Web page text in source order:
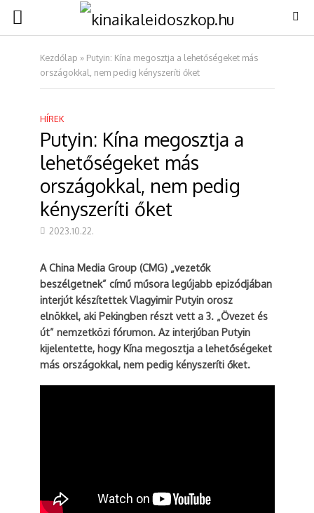
Kezdőlap » Putyin: Kína megosztja a lehetőségeket más
országokkal, nem pedig kényszeríti őket
HÍREK
Putyin: Kína megosztja a
lehetőségeket más
országokkal, nem pedig
kényszeríti őket
2023.10.22.
A China Media Group (CMG) „vezetők
beszélgetnek” című műsora legújabb epizódjában
interjút készítettek Vlagyimir Putyin orosz
elnökkel, aki Pekingben részt vett a 3. „Övezet és
út” nemzetközi fórumon. Az interjúban Putyin
kijelentette, hogy Kína megosztja a lehetőségeket
más országokkal, nem pedig kényszeríti őket.